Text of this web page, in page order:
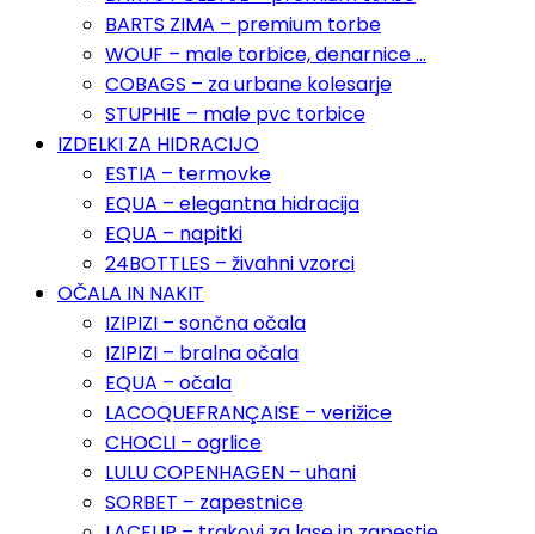
BARTS ZIMA – premium torbe
WOUF – male torbice, denarnice …
COBAGS – za urbane kolesarje
STUPHIE – male pvc torbice
IZDELKI ZA HIDRACIJO
ESTIA – termovke
EQUA – elegantna hidracija
EQUA – napitki
24BOTTLES – živahni vzorci
OČALA IN NAKIT
IZIPIZI – sončna očala
IZIPIZI – bralna očala
EQUA – očala
LACOQUEFRANÇAISE – verižice
CHOCLI – ogrlice
LULU COPENHAGEN – uhani
SORBET – zapestnice